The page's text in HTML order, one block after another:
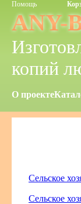
Помощь
ANY-
копий
О проекте
Сельское
Сельское